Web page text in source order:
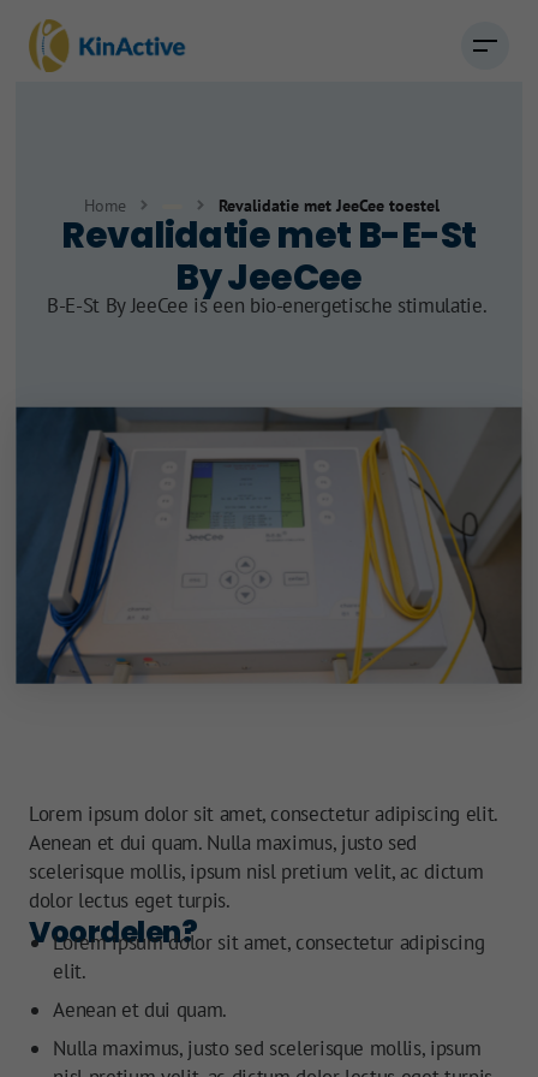
Maak
Home
Kinesitherapie
Revalidatie met JeeCee toestel
Revalidatie met B-E-St
By JeeCee
B-E-St By JeeCee is een bio-energetische stimulatie.
Lorem ipsum dolor sit amet, consectetur adipiscing elit.
Aenean et dui quam. Nulla maximus, justo sed
scelerisque mollis, ipsum nisl pretium velit, ac dictum
dolor lectus eget turpis.
Voordelen?
Lorem ipsum dolor sit amet, consectetur adipiscing
elit.
Aenean et dui quam.
Nulla maximus, justo sed scelerisque mollis, ipsum